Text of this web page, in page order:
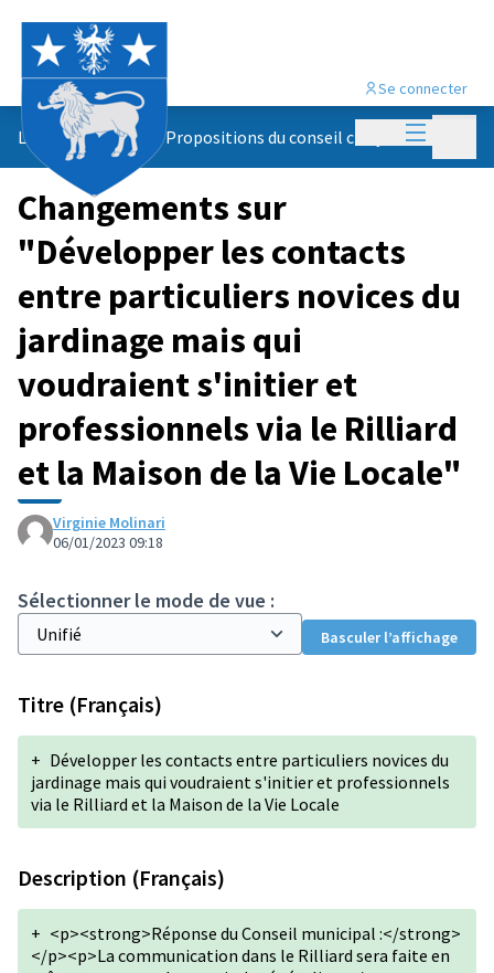
Menu
Se connecter
Le conseil citoyen Propositions du conseil citoyen
Changements sur
"Développer les contacts
entre particuliers novices du
jardinage mais qui
voudraient s'initier et
professionnels via le Rilliard
et la Maison de la Vie Locale"
Virginie Molinari
06/01/2023 09:18
Sélectionner le mode de vue :
Basculer l’affichage
Titre (Français)
+ Développer les contacts entre particuliers novices du
jardinage mais qui voudraient s'initier et professionnels
via le Rilliard et la Maison de la Vie Locale
Description (Français)
+ <p><strong>Réponse du Conseil municipal :</strong>
</p><p>La communication dans le Rilliard sera faite en